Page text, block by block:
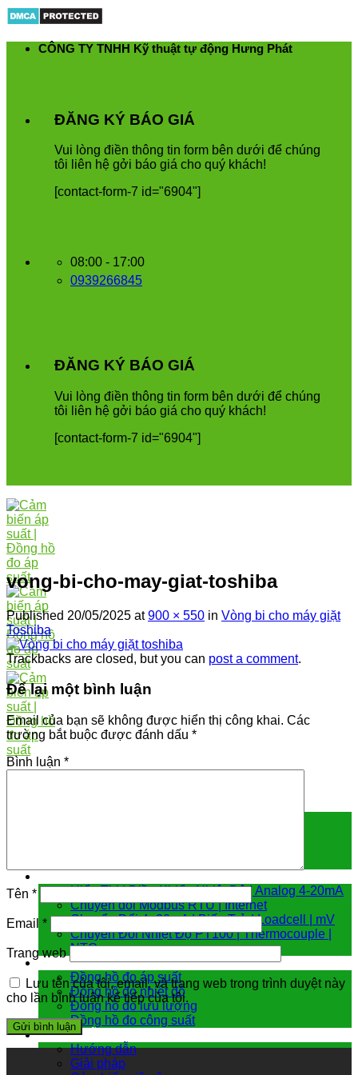
content
CÔNG TY TNHH Kỹ thuật tự động Hưng Phát
ĐĂNG KÝ BÁO GIÁ
Vui òng điền thông tin form bên dưới để chúng
tôi liên hệ gởi báo giá cho quý khách!
[contact-form-7 id="6904"]
08:00 - 17:00
0939266845
ĐĂNG KÝ BÁO GIÁ
Vui òng điền thông tin form bên dưới để chúng
tôi liên hệ gởi báo giá cho quý khách!
[contact-form-7 id="6904"]
Hiển Thị | Điều Khiển Nhiệt Độ | Analog 4-20mA
Chuyển đổi Modbus RTU | Internet
Chuyển Đổi 4 -20mA | Biến Trở | Loadcell | mV
Chuyển Đổi Nhiệt Độ PT100 | Thermocouple |
NTC
Đồng hồ đo
Đồng hồ đo áp suất
Đồng hồ đo nhiệt độ
Đồng hồ đo lưu lượng
Đồng hồ đo công suất
Hướng dẫn & giải pháp
Hướng dẫn
Giải pháp
vong-bi-cho-may-giat-toshiba
Published 20/05/2025 at900 × 550 in Vòng bi cho máy giặt
Toshiba
Trackbacks are closed, but you can post a comment.
Để lại một bình luận
Email của bạn sẽ không được hiển thị công khai. Các
trường bắt buộc được đánh dấu *
Bình luận *
Tên *
Email *
Trang web
Lưu tên của tôi, email, và trang web trong trình duyệt này
cho lần bình luận kế tiếp của tôi.